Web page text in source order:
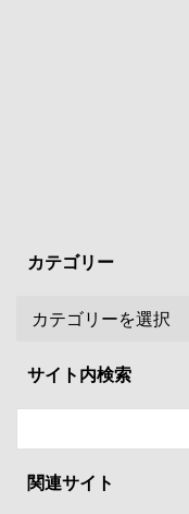
カテゴリー
サイト内検索
関連サイト